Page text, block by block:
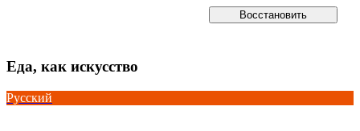
Еда, как искусство
Русский